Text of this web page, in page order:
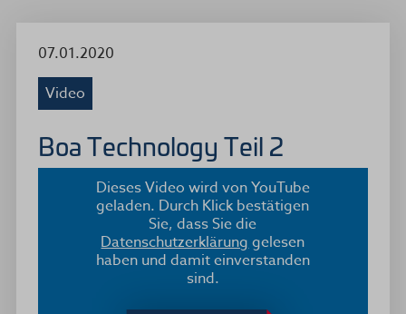
07.01.2020
Video
Boa Technology Teil 2
Dieses Video wird von YouTube
geladen. Durch Klick bestätigen
Sie, dass Sie die
Datenschutzerklärunggelesen
haben und damit einverstanden
sind.